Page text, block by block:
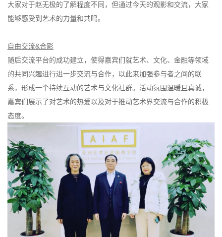
大家对于赵无极的了解程度不同，但通过今天的观影和交流，大家
能够感受到艺术的力量和共鸣。
自由交流&合影
随后交流平台的成功建立，使得嘉宾们就艺术、文化、金融等领域
的共同兴趣进行进一步交流与合作，以此来加强参与者之间的联
系，形成一个持续互动的艺术与文化社群。活动氛围温暖且真诚，
嘉宾们展示了对艺术的热爱以及对于推动艺术界交流与合作的积极
态度。